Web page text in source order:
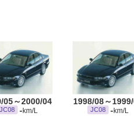
05～2000/04
JC08 - km/L
1998/08～
JC08 - km/L